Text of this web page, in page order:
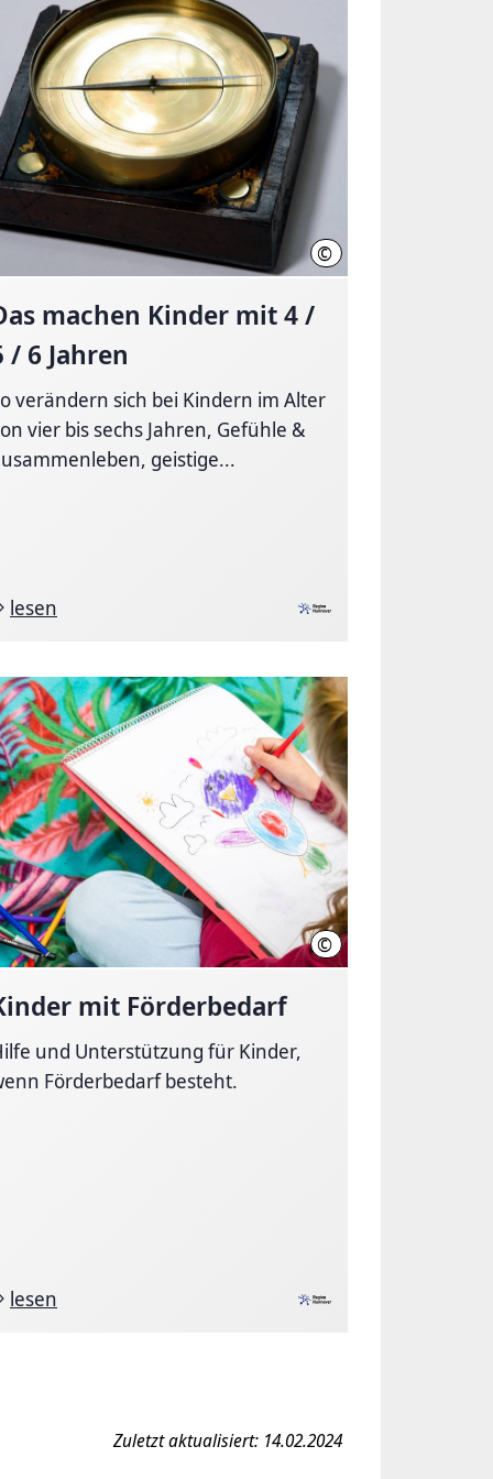
Terzka © Region Hannover, Stahl
machen Kinder mit 4 /
/ 6 Jahren
verändern sich bei Kindern im Alter
vier bis sechs Jahren, Gefühle &
geistige...
lesen
Schiermann © Region Hannover,
mit Förderbedarf
und Unterstützung für Kinder,
Förderbedarf besteht.
lesen
Zuletzt aktualisiert: 14.02.2024